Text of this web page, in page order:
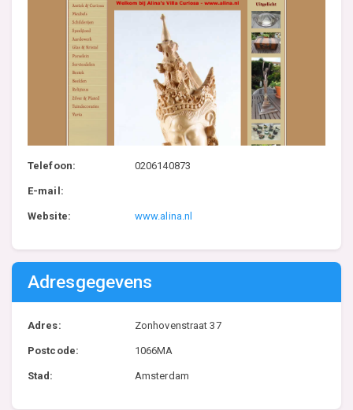
Telefoon: 0206140873
E-mail:
Website: www.alina.nl
Adresgegevens
Adres: Zonhovenstraat 37
Postcode: 1066MA
Stad: Amsterdam